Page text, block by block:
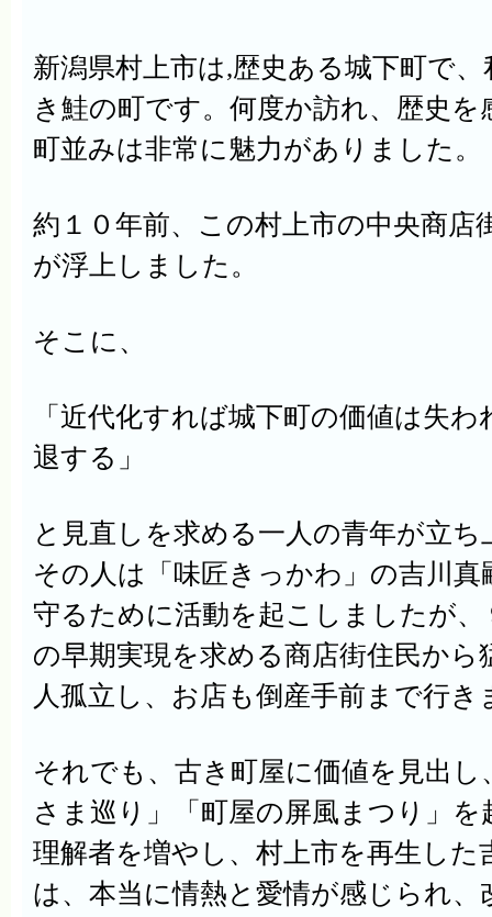
新潟県村上市は,歴史ある城下町で
き鮭の町です。 何度か訪れ、歴史を
町並みは非常に魅力がありました。
約１０年前、この村上市の中央商店
が浮上しました。
そこに、
「近代化すれば城下町の価値は失
退する」
と見直しを求める一人の青年が立
その人は「 味匠きっかわ」の吉川真
守るために活動を起こしましたが、
の早期実現を求める商店街住民から
人孤立し、お店も倒産手前まで行き
それでも、古き町屋に価値を見出し
さま巡り」「町屋の屏風まつり」を
理解者を増やし、 村上市を再生した
は、本当に情熱と愛情が感じられ、